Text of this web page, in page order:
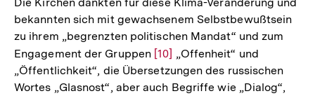
bekannten sich mit gewachsenem Selbstbewußtsein
zu ihrem „begrenzten politischen Mandat“ und zum
Engagement der Gruppen Zur
Auflösung
der
[10] „Offenheit“ und
„Öffentlichkeit“, die Übersetzungen des russischen
Wortes „Glasnost“, aber auch Begriffe wie „Dialog“,